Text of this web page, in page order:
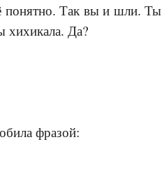
понятно. Так вы и шли. Ты
хихикала. Да?
фразой: